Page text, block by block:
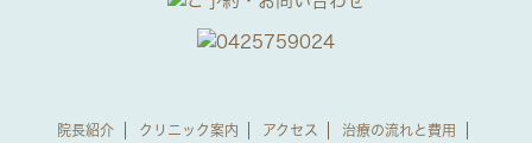
院長紹介 クリニック案内 アクセス 治療の流れと費用